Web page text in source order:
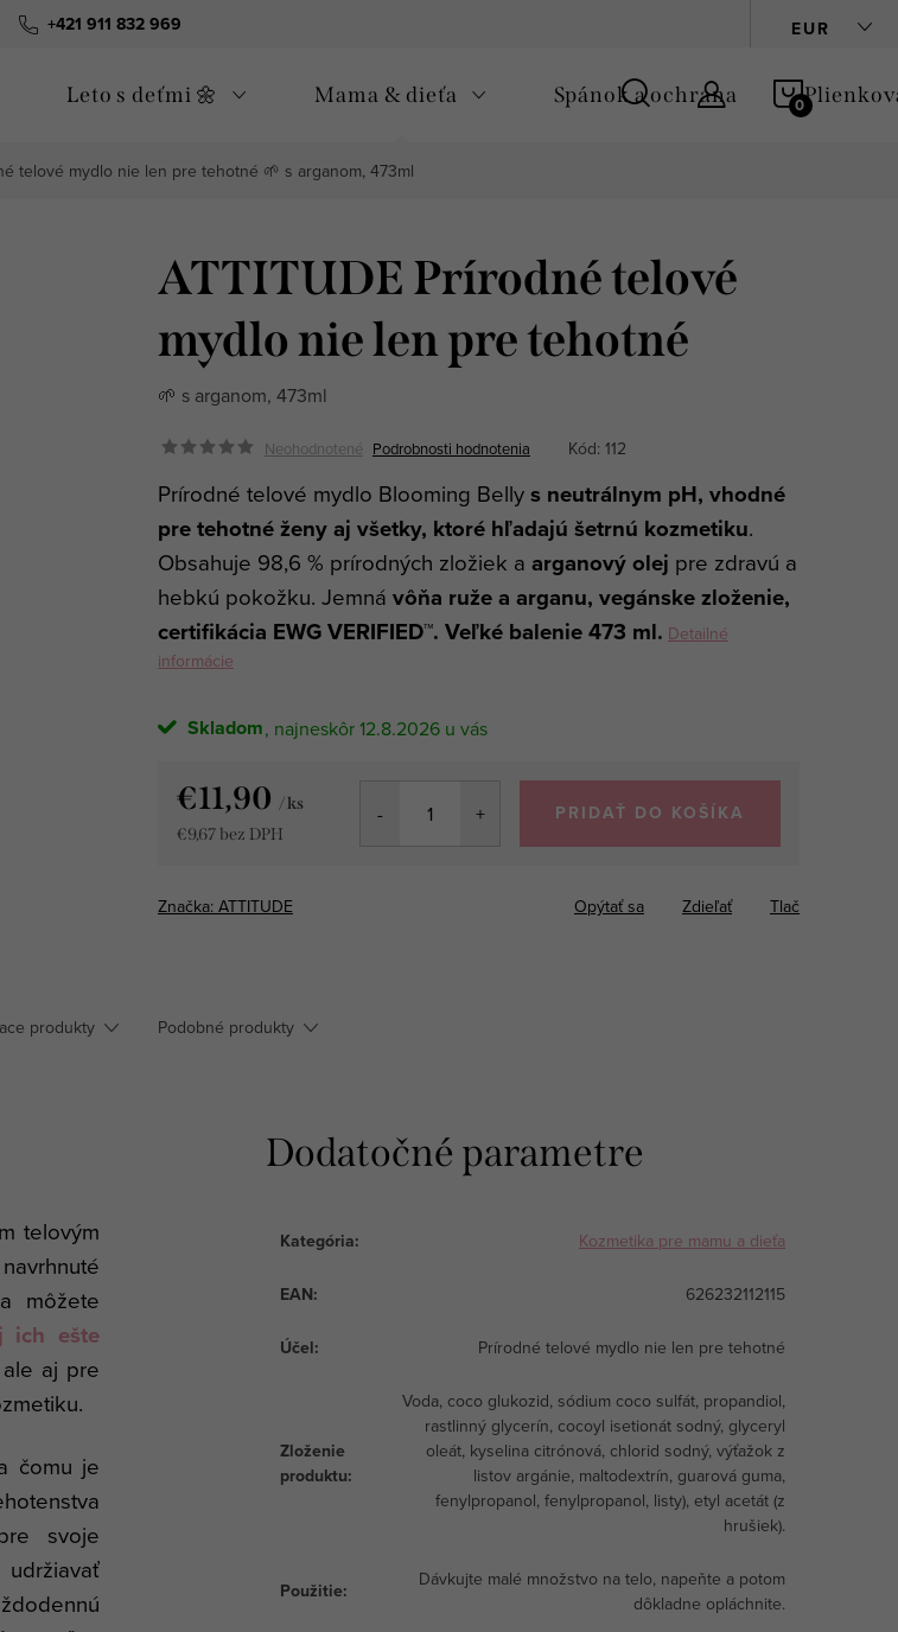
+421 911 832 969
Všeobecné obchodné podmienky Zásady používania
EUR
KOŠÍK
Leto s deťmi 🌼 Mama & dieťa Spánok a ochrana
telové mydlo nie len pre tehotné 🌱 s arganom, 473ml
ATTITUDE Prírodné telové
mydlo nie len pre tehotné
🌱 s arganom, 473ml
Neohodnotené Podrobnosti hodnotenia Kód: 112
Prírodné telové mydlo Blooming Bellys neutrálnym pH, vhodné
pre tehotné ženy aj všetky, ktoré hľadajú šetrnú kozmetiku.
Obsahuje 98,6 % prírodných zložiek a arganový olej pre zdravú a
hebkú pokožku. Jemná vôňa ruže a arganu, vegánske zloženie,
certifikácia EWG VERIFIED™. Veľké balenie 473 ml. Detailné
informácie
Skladom 12.8.2026
€11,90 / ks
€9,67 bez DPH
PRIDAŤ DO KOŠÍKA
Značka: ATTITUDE Tlač
Opýtať sa Zdieľať
produkty Podobné produkty
telovým
môžete
ich ešte
aj pre
čomu je
svoje
Dodatočné parametre
Kategória: Kozmetika pre mamu a dieťa
EAN: 626232112115
Účel: Prírodné telové mydlo nie len pre tehotné
Zloženie
produktu:
Voda, coco glukozid, sódium coco sulfát, propandiol,
rastlinný glycerín, cocoyl isetionát sodný, glyceryl
oleát, kyselina citrónová, chlorid sodný, výťažok z
listov argánie, maltodextrín, guarová guma,
fenylpropanol, fenylpropanol, listy), etyl acetát (z
hrušiek).
Použitie:
Dávkujte malé množstvo na telo, napeňte a potom
dôkladne opláchnite.